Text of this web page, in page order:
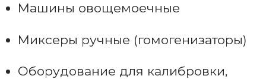
Машины овощемоечные
Миксеры ручные (гомогенизаторы)
Оборудование для калибровки,